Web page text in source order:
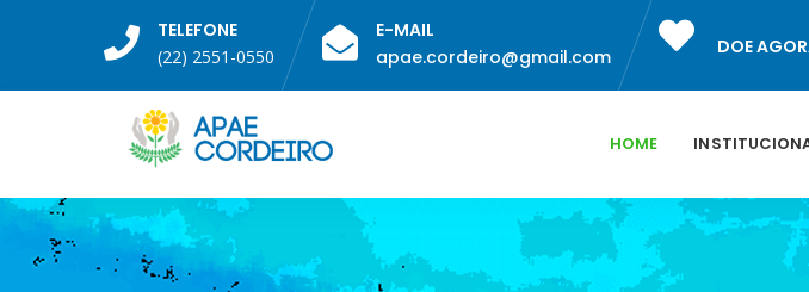
TELEFONE
(22) 2551-0550
E-MAIL
apae.cordeiro@gmail.com
DOE
HOME